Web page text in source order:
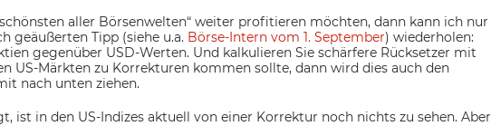
aller Börsenwelten“ weiter profitieren möchten, dann kann ich nur
geäußerten Tipp (siehe u.a. Börse-Intern vom 1. September) wiederholen:
gegenüber USD-Werten. Und kalkulieren Sie schärfere Rücksetzer mit
US-Märkten zu Korrekturen kommen sollte, dann wird dies auch den
nach unten ziehen.
ist in den US-Indizes aktuell von einer Korrektur noch nichts zu sehen. Aber